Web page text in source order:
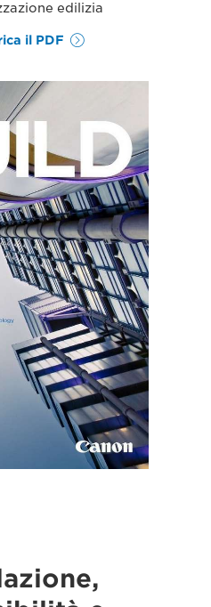
edilizia
il PDF